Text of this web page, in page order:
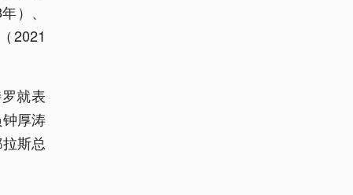
）、
2021
就表
厚涛
斯总